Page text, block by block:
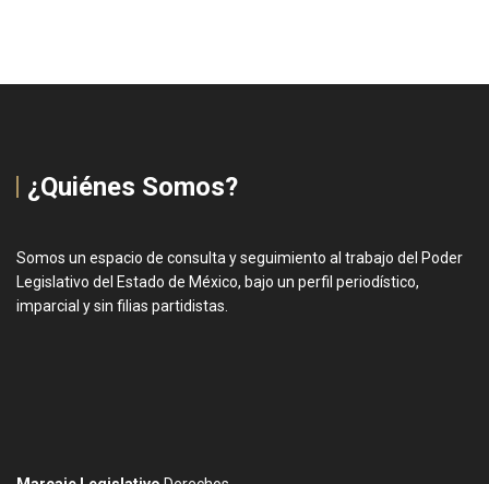
¿Quiénes Somos?
Somos un espacio de consulta y seguimiento al trabajo del Poder
Legislativo del Estado de México, bajo un perfil periodístico,
imparcial y sin filias partidistas.